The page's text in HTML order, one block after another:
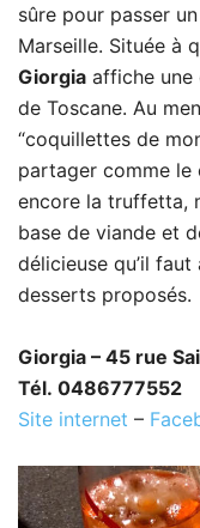
sûre pour passer
Marseille. Située à
Giorgia affiche
de Toscane. Au
“coquillettes de
partager comme
encore la truffetta,
base de viande et
délicieuse qu’il
desserts proposés.
Giorgia – 45 rue
Tél. 0486777552
Site internet –